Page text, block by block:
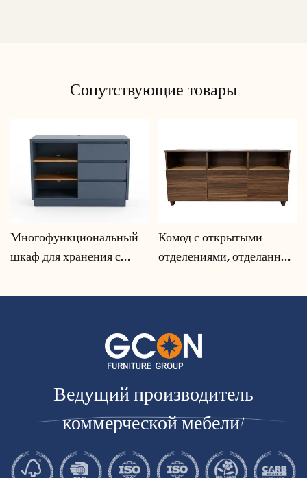
Сопутствующие товары
Многофункциональный
шкаф для хранения с
кабелей | CIS-25-L - GCON
Комод с открытыми
отделениями, отделанный
Ведущий производитель
коммерческой мебели!